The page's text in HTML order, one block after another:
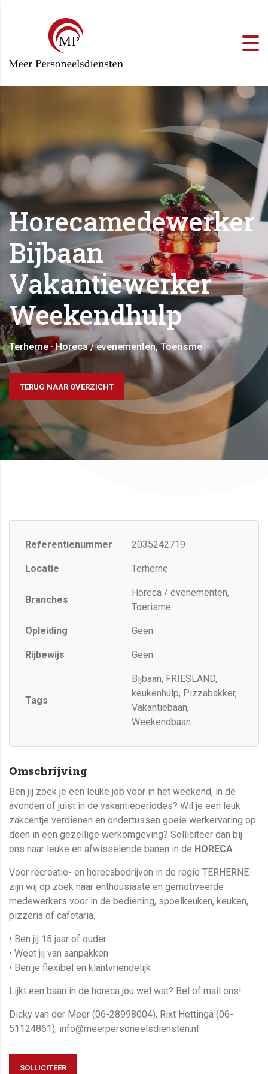
Horecamedewerker
Bijbaan
Vakantiewerker
Weekendhulp
Terherne · Horeca / evenementen, Toerisme
TERUG NAAR OVERZICHT
Referentienummer 2035242719
Locatie Terherne
Branches
Horeca / evenementen,
Toerisme
Opleiding Geen
Rijbewijs Geen
Tags
Bijbaan, FRIESLAND,
keukenhulp, Pizzabakker,
Vakantiebaan,
Weekendbaan
Omschrijving
Ben jij zoek je een leuke job voor in het weekend, in de
avonden of juist in de vakantieperiodes? Wil je een leuk
zakcentje verdienen en ondertussen goeie werkervaring op
doen in een gezellige werkomgeving? Solliciteer dan bij
ons naar leuke en afwisselende banen in de HORECA.
Voor recreatie- en horecabedrijven in de regio TERHERNE
zijn wij op zoek naar enthousiaste en gemotiveerde
medewerkers voor in de bediening, spoelkeuken, keuken,
pizzeria of cafetaria.
• Ben jij 15 jaar of ouder
• Weet jij van aanpakken
• Ben je flexibel en klantvriendelijk
Lijkt een baan in de horeca jou wel wat? Bel of mail ons!
Dicky van der Meer (06-28998004), Rixt Hettinga (06-
51124861), info@meerpersoneelsdiensten.nl
SOLLICITEER